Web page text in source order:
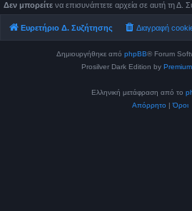
Δεν μπορείτε να επισυνάπτετε αρχεία σε αυτή τη Δ.
Ευρετήριο Δ. Συζήτησης Διαγραφή
Δημιουργήθηκε από phpBB® Forum
Prosilver Dark Edition by
Ελληνική μετάφραση από το
Απόρρητο |Όροι